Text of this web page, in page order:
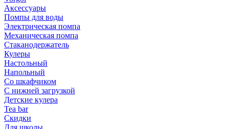
Аксессуары
Помпы для воды
Электрическая помпа
Механическая помпа
Стаканодержатель
Кулеры
Настольный
Напольный
Со шкафчиком
С нижней загрузкой
Детские кулера
Tea bar
Скидки
Для школы